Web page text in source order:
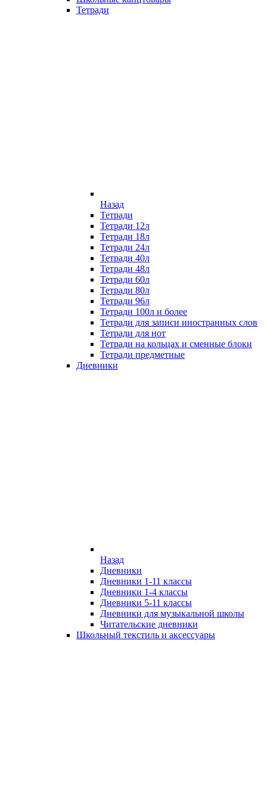
Тетради
Назад
Тетради
Тетради 12л
Тетради 18л
Тетради 24л
Тетради 40л
Тетради 48л
Тетради 60л
Тетради 80л
Тетради 96л
Тетради 100л и более
Тетради для записи иностранных слов
Тетради для нот
Тетради на кольцах и сменные блоки
Тетради предметные
Дневники
Назад
Дневники
Дневники 1-11 классы
Дневники 1-4 классы
Дневники 5-11 классы
Дневники для музыкальной школы
Читательские дневники
Школьный текстиль и аксессуары